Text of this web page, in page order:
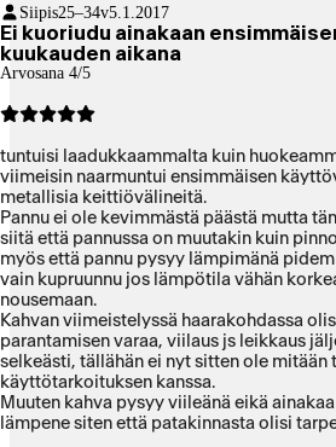
Siipis25–34v5.1.2017
Ei kuoriudu ainakaan
kuukauden aikana
Arvosana 4/5
tuntuisi laadukkaammalta kuin
viimeisin naarmuntui ensimmäisen
metallisia keittiövälineitä.
Pannu ei ole kevimmästä päästä mutta
siitä että pannussa on muutakin kuin
myös että pannu pysyy lämpimänä
vain kupruunnu jos lämpötila vähän
nousemaan.
Kahvan viimeistelyssä haarakohdassa
parantamisen varaa, viilaus js leikkaus
selkeästi, tällähän ei nyt sitten ole mitään
käyttötarkoituksen kanssa.
Muuten kahva pysyy viileänä eikä
lämpene siten että patakinnasta olisi